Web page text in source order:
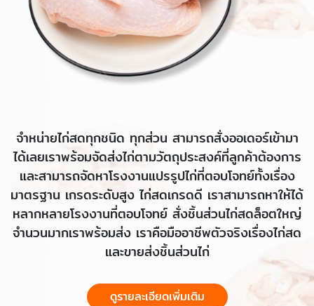
จำหน่ายไก่สดทุกชนิด ทุกส่วน สามารถสั่งออเดอร์เข้ามา
ได้เลยเราพร้อมจัดส่งไก่ตามวัตถุประสงค์ที่ลูกค้าต้องการ
และสามารถจัดหาโรงงานแปรรูปไก่ที่ตอบโจทย์ทั้งเรื่อง
มาตรฐาน เกรดระดับสูง ไก่สดเกรดดี เราสามารถหาให้ได้
หลากหลายโรงงานที่ตอบโจทย์ สั่งชิ้นส่วนไก่สดล็อตใหญ่
จำนวนมากเราพร้อมส่ง เราคือมืออาชีพตัวจริงเรื่องไก่สด
และขายส่งชิ้นส่วนไก่
ดูรายละเอียดเพิ่มเติม